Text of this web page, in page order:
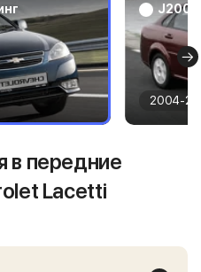
J200 /
2004-
в передние
Lacetti